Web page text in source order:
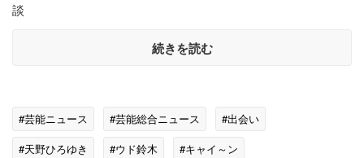
談
続きを読む
#芸能ニュース #芸能総合ニュース
#出会い
#天野ひろゆき
#ウド鈴木
#キャイ～ン